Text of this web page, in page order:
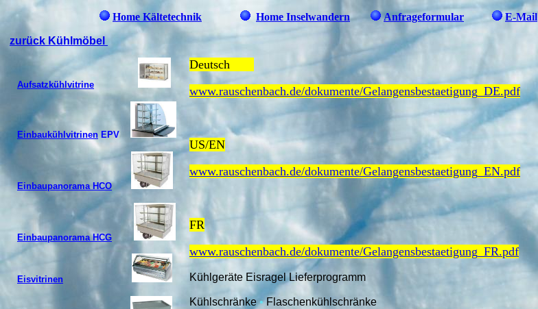
Home Kältetechnik Home Inselwandern Anfrageformular E-Mail
zurück Kühlmöbel
Aufsatzkühlvitrine
Einbaukühlvitrinen EPV
Einbaupanorama HCO
Einbaupanorama HCG
Eisvitrinen
Deutsch
www.rauschenbach.de/dokumente/Gelangensbestaetigung_DE.pdf
US/EN
www.rauschenbach.de/dokumente/Gelangensbestaetigung_EN.pdf
FR
www.rauschenbach.de/dokumente/Gelangensbestaetigung_FR.pdf
Kühlgeräte EisragelLieferprogramm
Kühlschränke•Flaschenkühlschränke